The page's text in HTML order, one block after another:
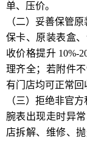
单、压价。
（二）妥善保管
保卡、原装表盒
收价格提升 10%-
理齐全；若附件
有门店均可正常回
（三）拒绝非官
腕表出现走时异
店拆解、维修、